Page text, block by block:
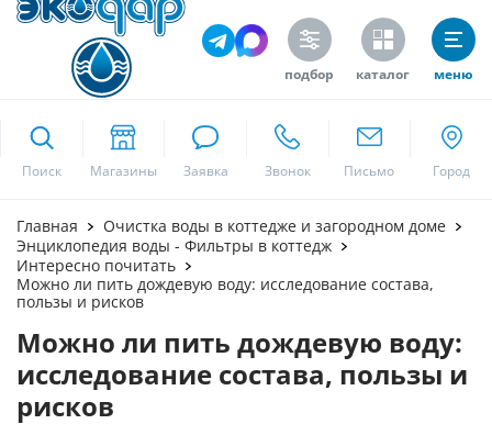
подбор каталог меню
Поиск
Москва
Главная
Очистка воды в коттедже и загородном доме
Энциклопедия воды - Фильтры в коттедж
Интересно почитать
Можно ли пить дождевую воду: исследование состава,
пользы и рисков
Можно ли пить дождевую воду:
исследование состава, пользы и
рисков